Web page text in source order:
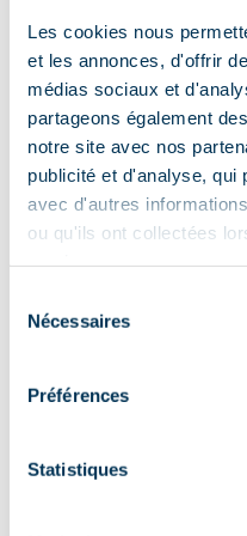
Les cookies nous
et les annonces, d'offrir
médias sociaux et
partageons également
notre site avec nos
publicité et d'analyse, qui
avec d'autres
ou qu'ils ont collectées
Nécessaires
Préférences
Statistiques